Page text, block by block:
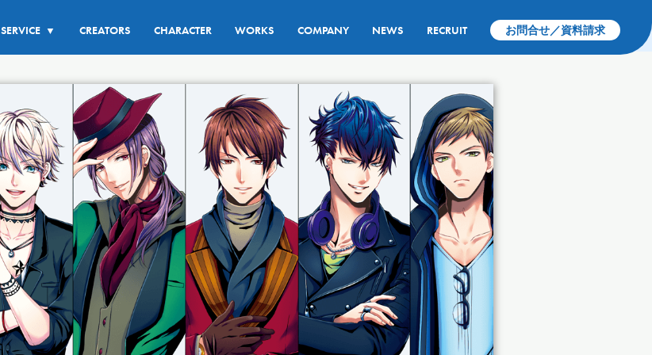
SERVICE ▼ CREATORS CHARACTER WORKS COMPANY NEWS RECRUIT お問合せ／資料請求